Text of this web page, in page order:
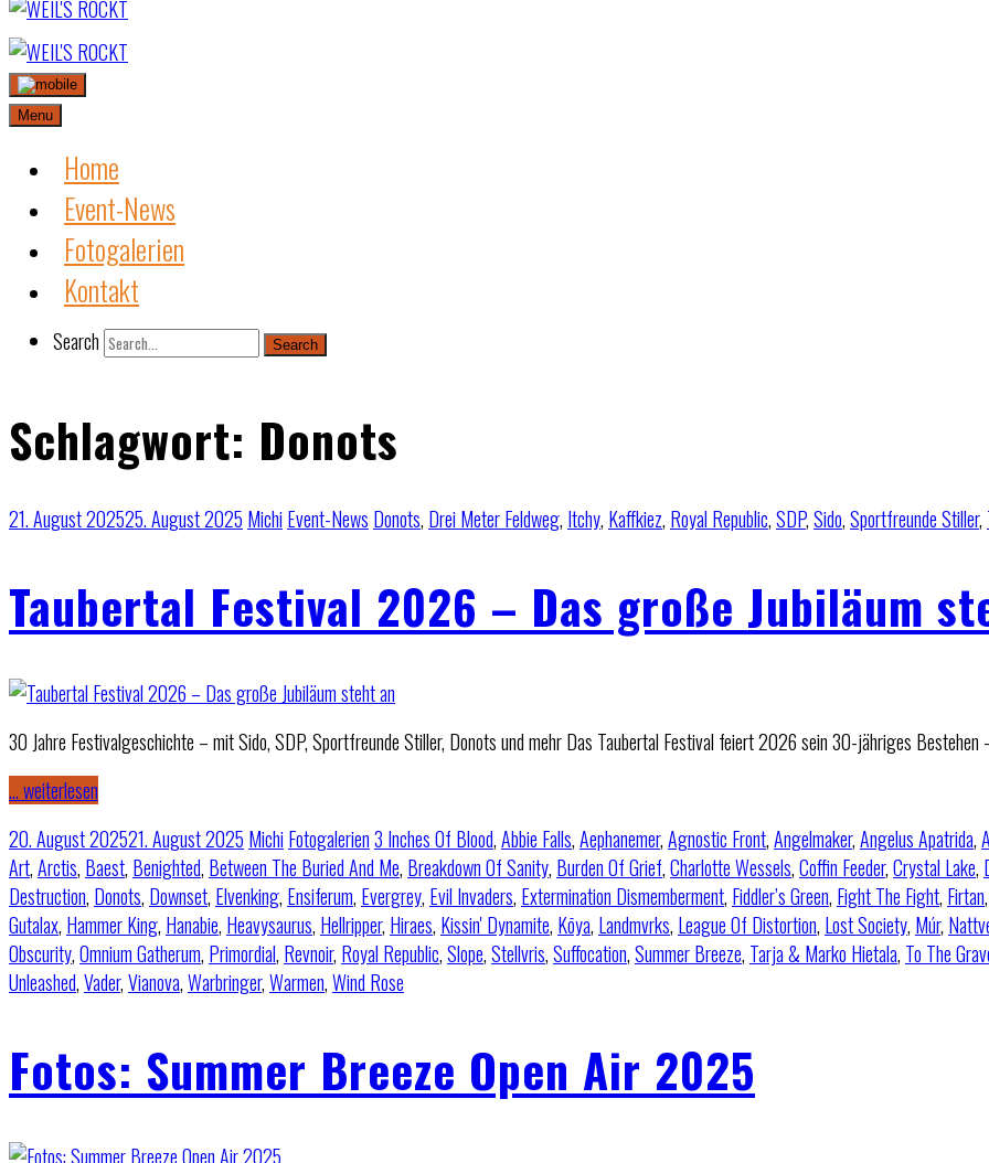
Skip
to
content
Menu
Home
Event-News
Fotogalerien
Kontakt
Search Search
Schlagwort: Donots
21. August 202525. August 2025 Michi Event-News Donots, Drei Meter Feldweg, Itchy, Kaffkiez, Royal Republic,SDP,Sido,Sportfreunde Stiller,
Taubertal Festival 2026 – Das große Jubiläum
30 Jahre Festivalgeschichte – mit Sido, SDP, Sportfreunde Stiller, Donots und mehr Das Taubertal Festival feiert 2026 sein 30-jähriges Bestehen
… weiterlesen
20. August 202521. August 2025 Michi Fotogalerien3 Inches Of Blood,Abbie Falls,Aephanemer,Agnostic Front,Angelmaker,Angelus Apatrida,
Art,Arctis, Baest, Benighted, Between The Buried And Me, Breakdown Of Sanity, Burden Of Grief,Charlotte Wessels,Coffin Feeder,Crystal Lake,
Destruction, Donots, Downset, Elvenking, Ensiferum, Evergrey, Evil Invaders, Extermination Dismemberment, Fiddler’s Green, Fight The Fight, Firtan
Gutalax, Hammer King, Hanabie, Heavysaurus, Hellripper, Hiraes, Kissin' Dynamite, Kōya, Landmvrks, League Of Distortion, Lost Society, Múr,
Obscurity,Omnium Gatherum, Primordial, Revnoir, Royal Republic,Slope,Stellvris,Suffocation,Summer Breeze, Tarja & Marko Hietala, To The
Unleashed,Vader,Vianova,Warbringer,Warmen,Wind Rose
Fotos: Summer Breeze Open Air 2025